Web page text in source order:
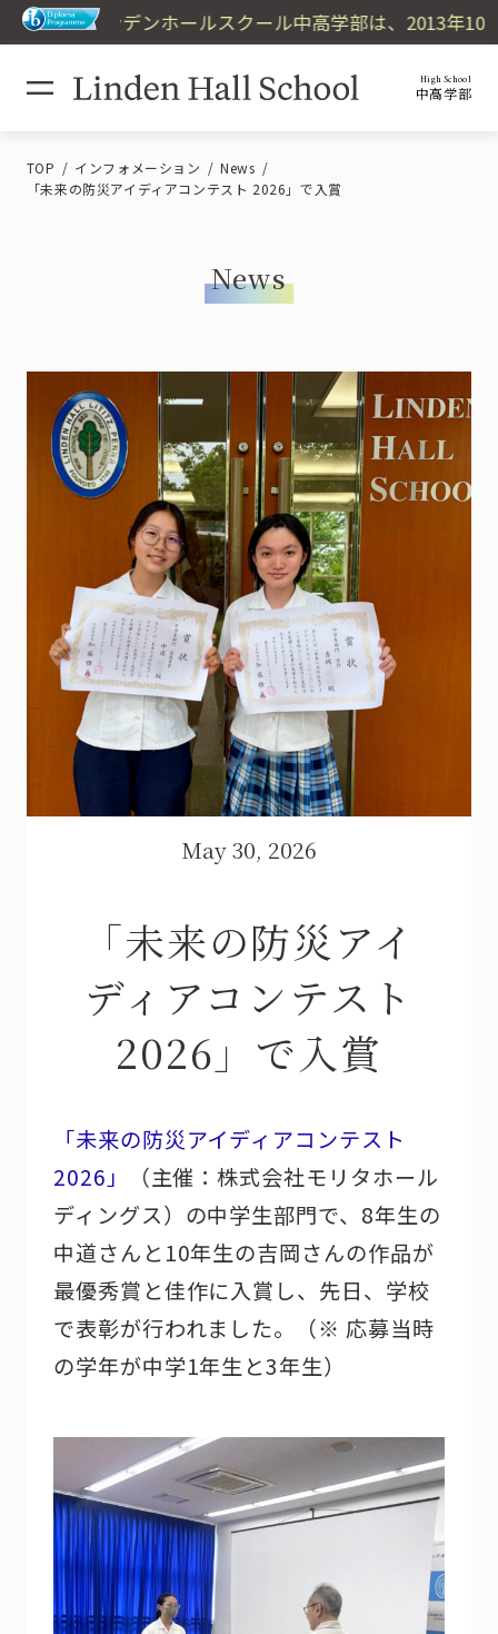
リンデンホールスクール中高学部は、2013年10
High School
中高学部
TOP インフォメーション
News
「未来の防災アイディアコンテスト 2026」で入賞
News
「未来の防災アイ
ディアコンテスト
2026」で入賞
May 30, 2026
「未来の防災アイディアコンテスト
2026」
（主催：株式会社モリタホール
ディングス）の中学生部門で、8年生の
中道さんと10年生の吉岡さんの作品が
最優秀賞と佳作に入賞し、先日、学校
で表彰が行われました。（※ 応募当時
の学年が中学1年生と3年生）